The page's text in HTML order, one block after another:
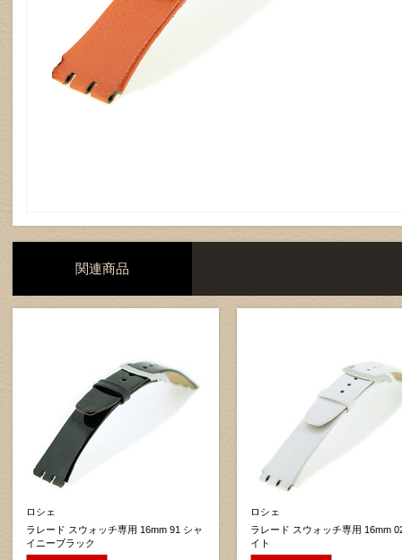
関連商品
ロシェ
ラレード スウォッチ専用 16mm 91 シャ
イニーブラック
ロシェ
ラレード スウォッチ専用 16mm
イト